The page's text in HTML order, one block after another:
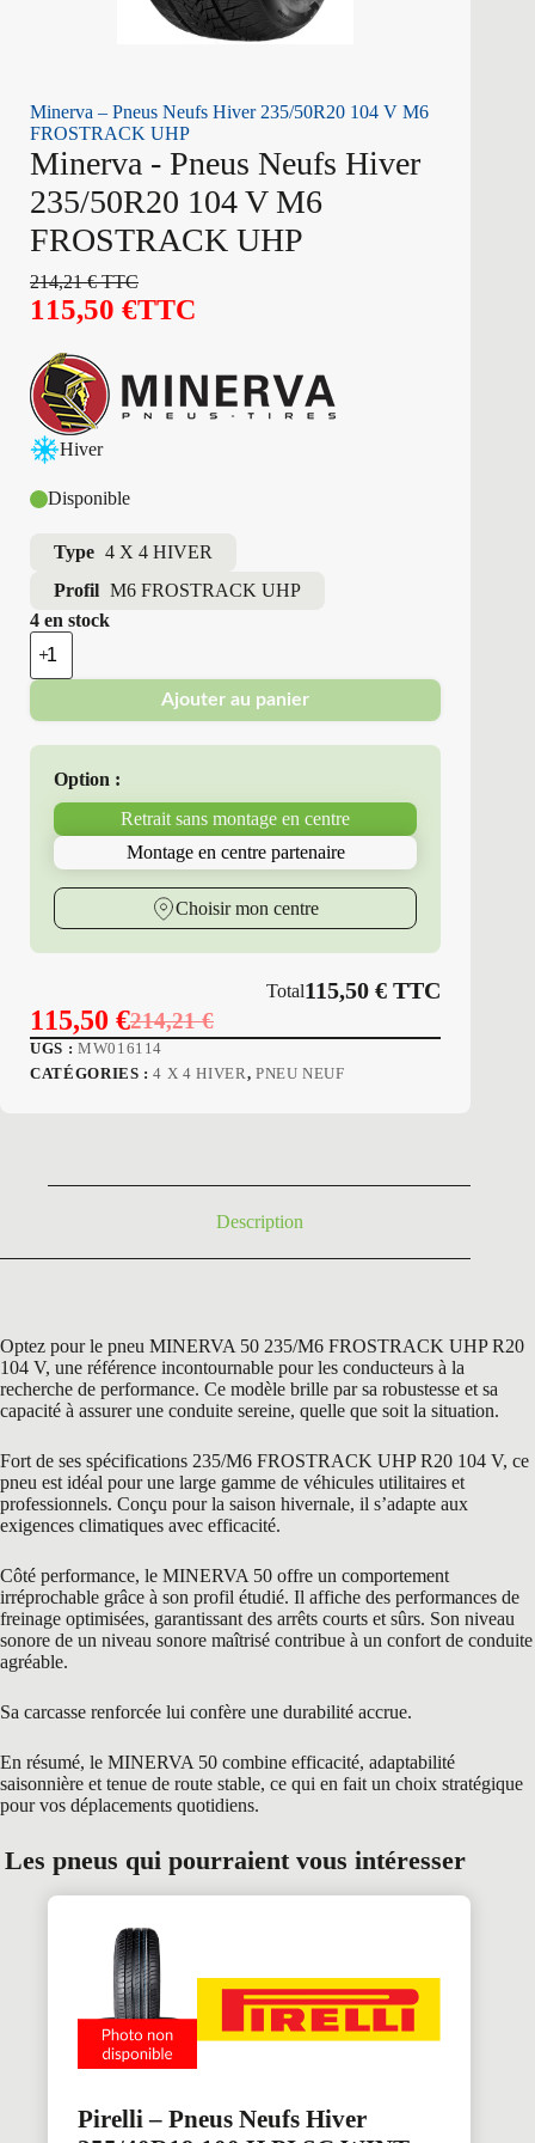
Minerva – Pneus Neufs Hiver 235/50R20 104 V M6
FROSTRACK UHP
Minerva - Pneus Neufs Hiver
235/50R20 104 V M6
FROSTRACK UHP
214,21€TTC
115,50 €TTC
Hiver
Disponible
Type 4 X 4 HIVER
Profil M6 FROSTRACK UHP
4 en stock
quantité
de
Minerva
Pneus
Neufs
235/50R20
104
FROSTRACK
UHP
Ajouter au panier
Option :
Retrait sans montage en centre
Montage en centre partenaire
Choisir mon centre
Total115,50€ TTC
214,21€
Le
prix
115,50 €
Le
prix
UGS : MW016114
CATÉGORIES :4 X 4 HIVER, PNEU NEUF
Description
Optez pour le pneu MINERVA 50 235/M6 FROSTRACK UHP R20
104 V, une référence incontournable pour les conducteurs à la
recherche de performance. Ce modèle brille par sa robustesse et sa
capacité à assurer une conduite sereine, quelle que soit la situation.
Fort de ses spécifications 235/M6 FROSTRACK UHP R20 104 V, ce
pneu est idéal pour une large gamme de véhicules utilitaires et
professionnels. Conçu pour la saison hivernale, il s’adapte aux
exigences climatiques avec efficacité.
Côté performance, le MINERVA 50 offre un comportement
irréprochable grâce à son profil étudié. Il affiche des performances de
freinage optimisées, garantissant des arrêts courts et sûrs. Son niveau
sonore de un niveau sonore maîtrisé contribue à un confort de conduite
agréable.
Sa carcasse renforcée lui confère une durabilité accrue.
En résumé, le MINERVA 50 combine efficacité, adaptabilité
saisonnière et tenue de route stable, ce qui en fait un choix stratégique
pour vos déplacements quotidiens.
Les pneus qui pourraient vous intéresser
Pirelli – Pneus Neufs Hiver